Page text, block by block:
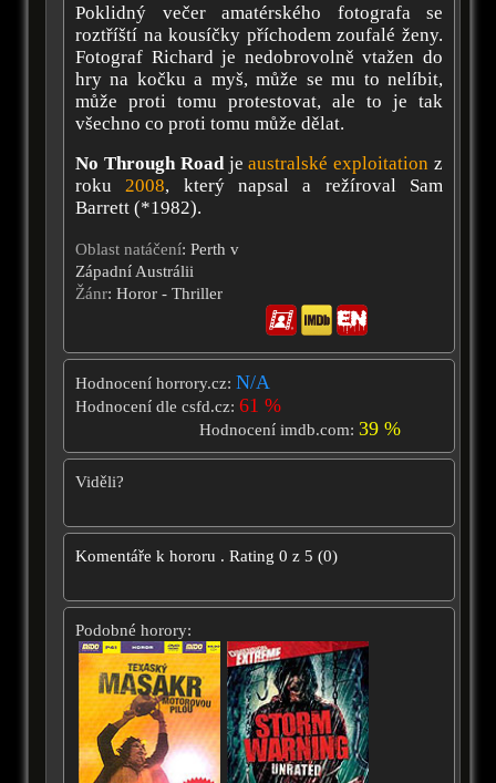
Poklidný večer amatérského fotografa se
roztříští na kousíčky příchodem zoufalé ženy.
Fotograf Richard je nedobrovolně vtažen do
hry na kočku a myš, může se mu to nelíbit,
může proti tomu protestovat, ale to je tak
všechno co proti tomu může dělat.
No Through Roadjeaustralské exploitation z
roku2008, který napsal a režíroval Sam
Barrett (*1982).
Oblast natáčení: Perth v
Západní Austrálii
Žánr: Horor - Thriller
Hodnocení horrory.cz: N/A
Hodnocení dle csfd.cz: 61 %
Hodnocení imdb.com:39 %
Viděli?
Komentáře k hororu . Rating 0 z 5 (0)
Podobné horory: